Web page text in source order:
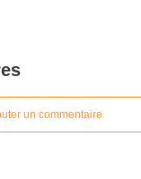
un commentaire